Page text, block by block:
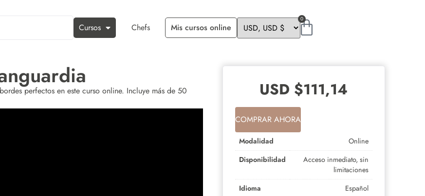
Cursos Chefs Mis cursos online
0
perfectos en este curso online. Incluye más de 50
USD $111,14
COMPRAR AHORA
Modalidad
Online
Disponibilidad
Acceso inmediato, sin
limitaciones
Idioma
Español